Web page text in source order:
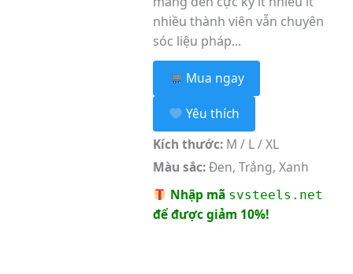
nhiều thành viên vẫn chuyên
sóc liệu pháp...
Mua ngay
Yêu thích
Kích thước:M / L / XL
Màu sắc:Đen, Trắng, Xanh
Nhập mã svsteels.net
để được giảm 10%!